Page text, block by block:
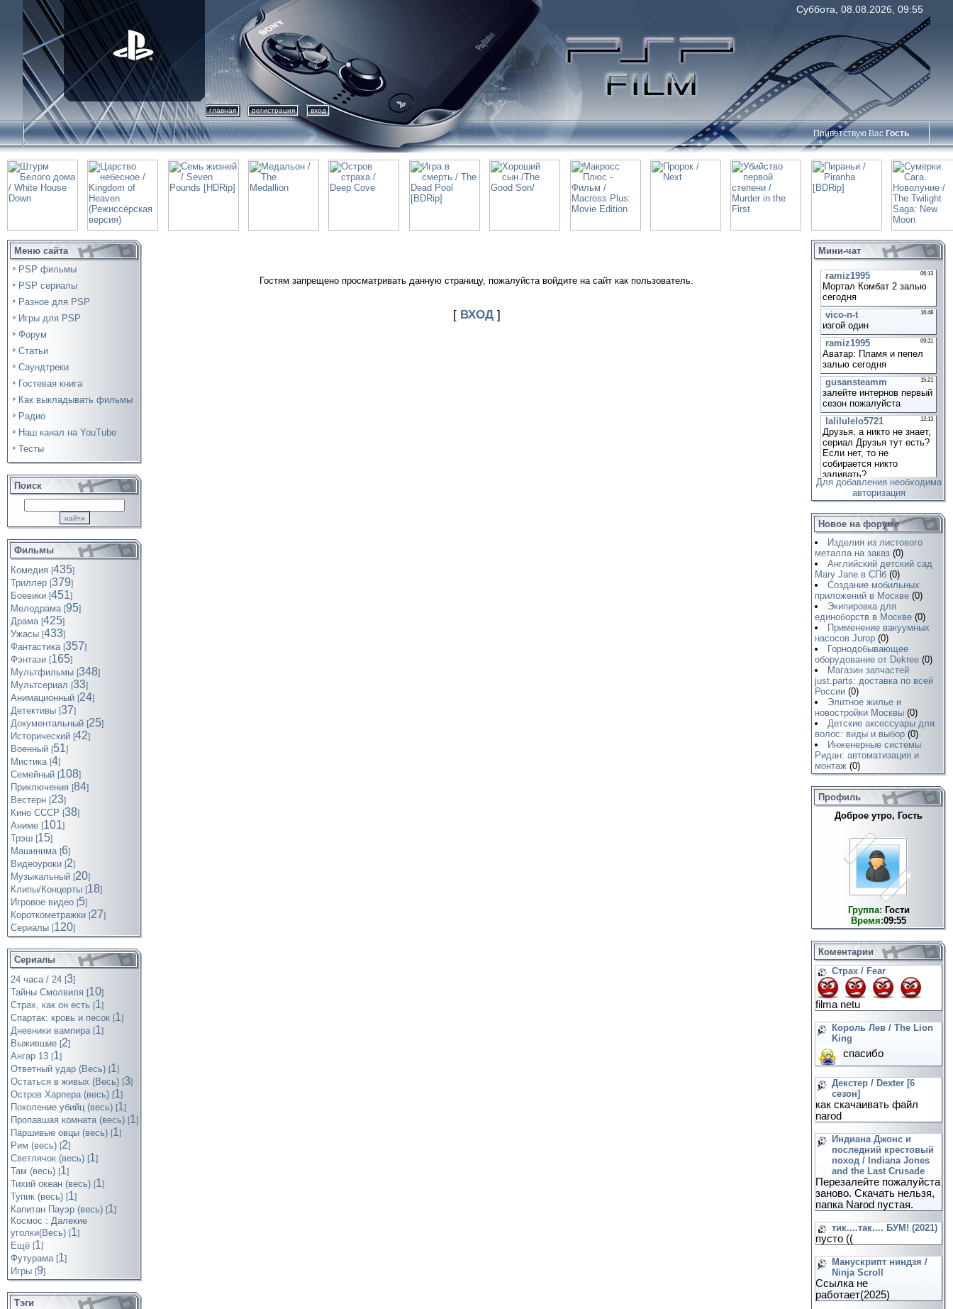
Суббота, 08.08.2026, 09:55
главная регистрация вход
Приветствую Вас Гость
Меню сайта
PSP фильмы
PSP сериалы
Разное для PSP
Игры для PSP
Форум
Статьи
Саундтреки
Гостевая книга
Как выкладывать фильмы
Радио
Наш канал на YouTube
Тесты
Поиск
Фильмы
Комедия [435]
Триллер [379]
Боевики [451]
Мелодрама [95]
Драма [425]
Ужасы [433]
Фантастика [357]
Фэнтази [165]
Мультфильмы [348]
Мультсериал [33]
Анимационный [24]
Детективы [37]
Документальный [25]
Исторический [42]
Военный [51]
Мистика [4]
Семейный [108]
Приключения [84]
Вестерн [23]
Кино СССР [38]
Аниме [101]
Трэш [15]
Машинима [6]
Видеоуроки [2]
Музыкальный [20]
Клипы/Концерты [18]
Игровое видео [5]
Короткометражки [27]
Cериалы [120]
Сериалы
24 часа / 24 [3]
Тайны Смолвиля [10]
Страх, как он есть [1]
Спартак: кровь и песок [1]
Дневники вампира [1]
Выжившие [2]
Ангар 13 [1]
Ответный удар (Весь) [1]
Остаться в живых (Весь) [3]
Остров Харпера (весь) [1]
Поколение убийц (весь) [1]
Пропавшая комната (весь) [1]
Паршивые овцы (весь) [1]
Рим (весь) [2]
Светлячок (весь) [1]
Там (весь) [1]
Тихий океан (весь) [1]
Тупик (весь) [1]
Капитан Пауэр (весь) [1]
Космос : Далекие
уголки(Весь) [1]
Ещё [1]
Футурама [1]
Игры [9]
Тэги
Гостям запрещено просматривать данную страницу, пожалуйста войдите на сайт как пользователь.
[ ВХОД]
Мини-чат
Для добавления необходима
авторизация
Новое на форуме
Изделия из листового
металла на заказ (0)
Английский детский сад
Mary Jane в СПб (0)
Создание мобильных
приложений в Москве (0)
Экипировка для
единоборств в Москве (0)
Применение вакуумных
насосов Jurop (0)
Горнодобывающее
оборудование от Dekree (0)
Магазин запчастей
just.parts: доставка по всей
России (0)
Элитное жилье и
новостройки Москвы (0)
Детские аксессуары для
волос: виды и выбор (0)
Инженерные системы
Ридан: автоматизация и
монтаж (0)
Профиль
Доброе утро, Гость
Группа: Гости
Время:09:55
Коментарии
Страх / Fear
filma netu
Король Лев / The Lion
King
спасибо
Декстер / Dexter [6
сезон]
как скачаивать файл
narod
Индиана Джонс и
последний крестовый
поход / Indiana Jones
and the Last Crusade
Перезалейте пожалуйста
заново. Скачать нельзя,
папка Narod пустая.
тик....так.... БУМ! (2021)
пусто ((
Манускрипт ниндзя /
Ninja Scroll
Ссылка не
работает(2025)